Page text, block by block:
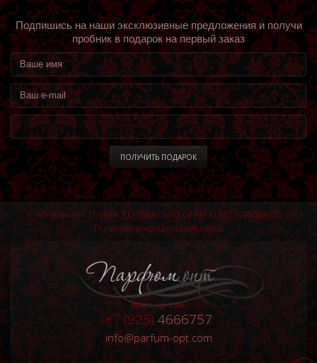
Подпишись на наши эксклюзивные предложения и получи
пробник в подарок на первый заказ
ИП Жиров Н. П. ИНН 212706873453 ОГРН 318213000048033
Политика конфиденциальности
+7 (925) 4666757
Whats Up, Viber
info@parfum-opt.com